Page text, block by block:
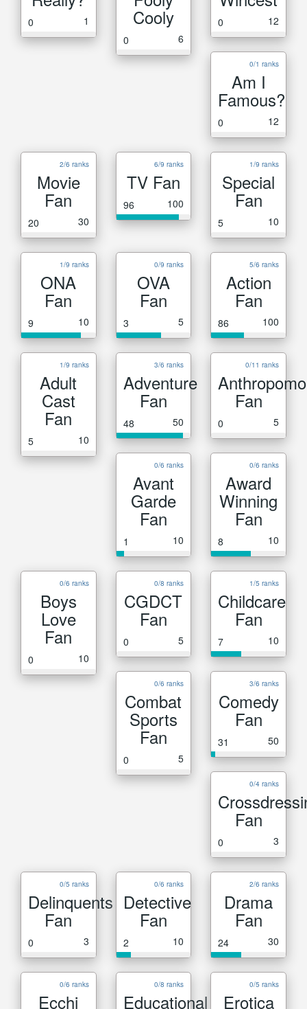
0 1 Cooly
0 6
0 12
0/1 ranks
Am I
Famous?
0 12
2/6 ranks
Movie
Fan
20 30
6/9 ranks
TV Fan
96 100
1/9 ranks
Special
Fan
5 10
1/9 ranks
ONA
Fan
9 10
0/9 ranks
OVA
Fan
3 5
5/6 ranks
Action
Fan
86 100
1/9 ranks
Adult
Cast
Fan
5 10
3/6 ranks
Adventure
Fan
48 50
0/11 ranks
Fan
0 5
0/6 ranks
Avant
Garde
Fan
1 10
0/6 ranks
Award
Winning
Fan
8 10
0/6 ranks
Boys
Love
Fan
0 10
0/8 ranks
CGDCT
Fan
0 5
1/5 ranks
Childcare
Fan
7 10
0/6 ranks
Combat
Sports
Fan
0 5
3/6 ranks
Comedy
Fan
31 50
0/4 ranks
Fan
0 3
0/5 ranks
Delinquents
Fan
0 3
0/6 ranks
Detective
Fan
2 10
2/6 ranks
Drama
Fan
24 30
0/6 ranks
Ecchi
0/8 ranks
Educational
0/5 ranks
Erotica